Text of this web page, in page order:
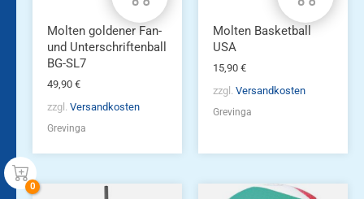
Molten goldener Fan-
und Unterschriftenball
BG-SL7
49,90 €
zzgl. Versandkosten
Grevinga
Molten Basketball
USA
15,90 €
zzgl. Versandkosten
Grevinga